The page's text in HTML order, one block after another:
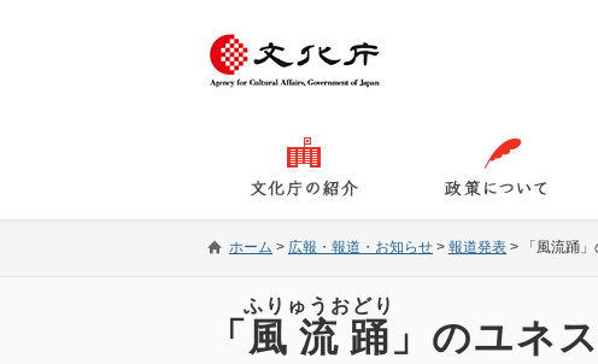
ホーム > 広報・報道・お知らせ > 報道発表 > 「風流踊
「 風流踊
ふりゅうおどり
」のユネ